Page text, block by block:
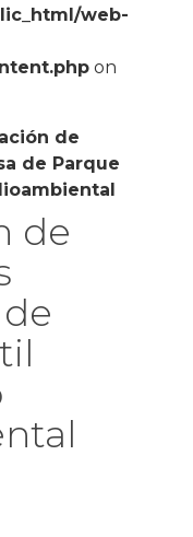
web-
on
de
de Parque
de